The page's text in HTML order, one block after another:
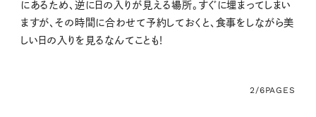
にあるため、逆に日の入りが見える場所。すぐに埋まってしまい
ますが、その時間に合わせて予約しておくと、食事をしながら美
しい日の入りを見るなんてことも！
2/6PAGES